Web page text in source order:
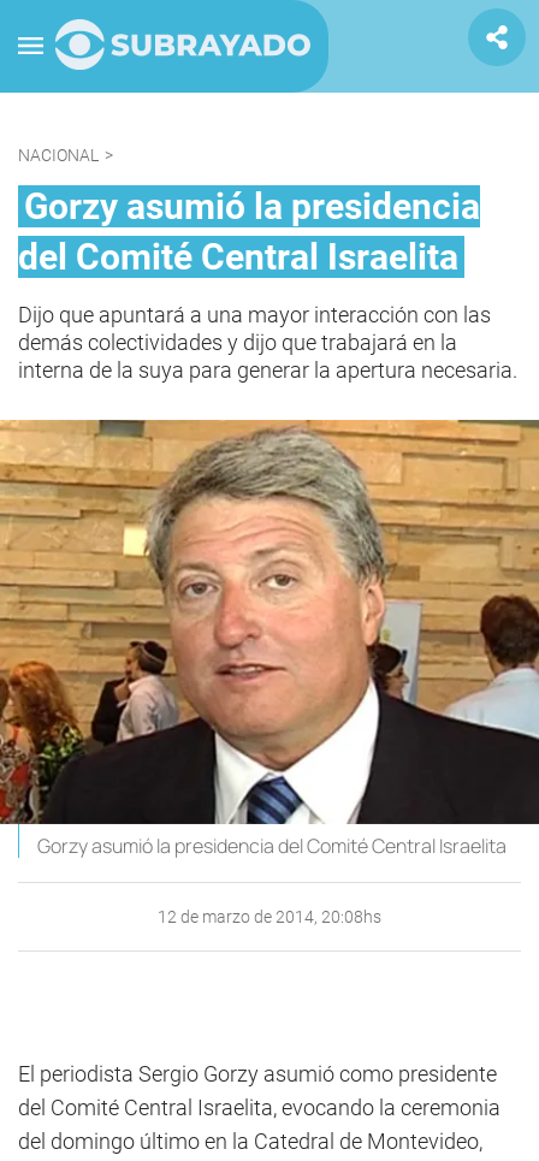
NACIONAL >
Gorzy asumió la presidencia
del Comité Central Israelita
Dijo que apuntará a una mayor interacción con las
demás colectividades y dijo que trabajará en la
interna de la suya para generar la apertura necesaria.
Gorzy asumió la presidencia del Comité Central Israelita
12 de marzo de 2014, 20:08hs
El periodista Sergio Gorzy asumió como presidente
del Comité Central Israelita, evocando la ceremonia
del domingo último en la Catedral de Montevideo,